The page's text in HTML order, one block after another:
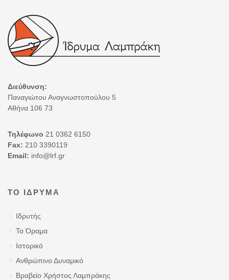
Διεύθυνση:
Παναγιώτου Αναγνωστοπούλου 5
Αθήνα 106 73
Τηλέφωνο 21 0362 6150
Fax: 210 3390119
Email: info@lrf.gr
ΤΟ ΊΔΡΥΜΑ
Ιδρυτής
Το Όραμα
Ιστορικό
Ανθρώπινο Δυναμικό
Βραβείο Χρήστος Λαμπράκης